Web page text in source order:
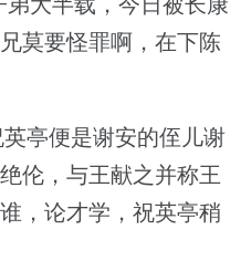
莫要怪罪啊，在下陈
亭便是谢安的侄儿谢
伦，与王献之并称王
，论才学，祝英亭稍